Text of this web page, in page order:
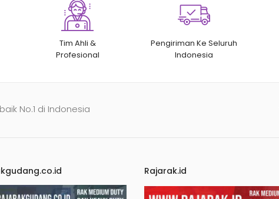
Tim Ahli &
Profesional
Pengiriman Ke Seluruh
Indonesia
No.1 di Indonesia
Rajarak.id